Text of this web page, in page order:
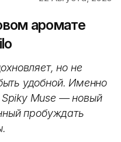
аромате
но не
удобной. Именно
Muse — новый
пробуждать